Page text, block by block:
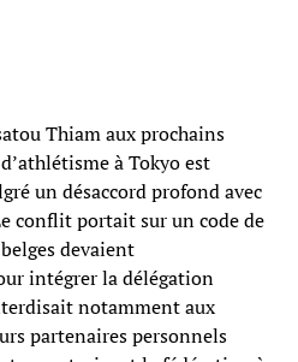
Thiam aux prochains
à Tokyo est
un désaccord profond avec
conflit portait sur un code de
devaient
intégrer la délégation
notamment aux
partenaires personnels